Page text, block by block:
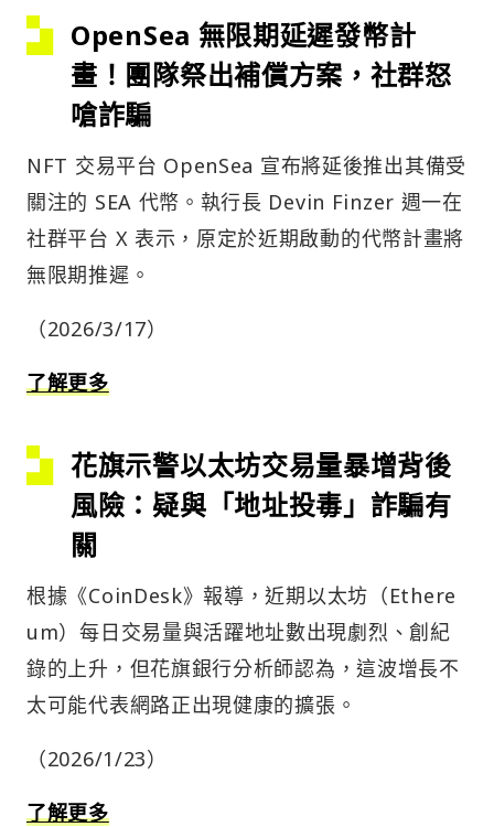
OpenSea 無限期延遲發幣計
畫！團隊祭出補償方案，社群怒
嗆詐騙
NFT 交易平台 OpenSea 宣布將延後推出其備受
關注的 SEA 代幣。執行長 Devin Finzer 週一在
社群平台 X 表示，原定於近期啟動的代幣計畫將
無限期推遲。
（2026/3/17）
了解更多
花旗示警以太坊交易量暴增背後
風險：疑與「地址投毒」詐騙有
關
根據《CoinDesk》報導，近期以太坊（Ethere
um）每日交易量與活躍地址數出現劇烈、創紀
錄的上升，但花旗銀行分析師認為，這波增長不
太可能代表網路正出現健康的擴張。
（2026/1/23）
了解更多